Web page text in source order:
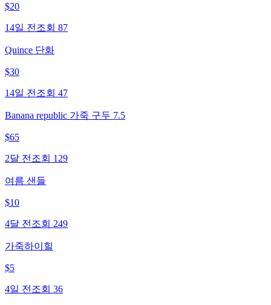
$20
14일 전 조회 87
Quince 단화
$30
14일 전 조회 47
Banana republic 가죽 구두 7.5
$65
2달 전 조회 129
여름 샌들
$10
4달 전 조회 249
가죽하이힐
$5
4일 전 조회 36